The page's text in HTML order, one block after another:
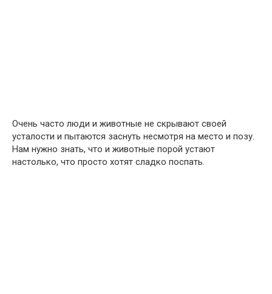
Очень часто люди и животные не скрывают своей
усталости и пытаются заснуть несмотря на место и позу.
Нам нужно знать, что и животные порой устают
настолько, что просто хотят сладко поспать.